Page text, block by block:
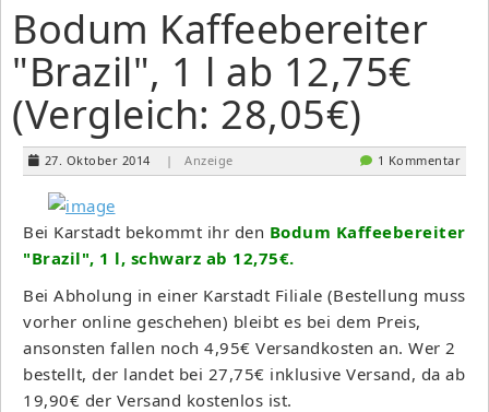
Bodum Kaffeebereiter
"Brazil", 1 l ab 12,75€
(Vergleich: 28,05€)
27. Oktober 2014 | Anzeige 1 Kommentar
Bei Karstadt bekommt ihr den Bodum Kaffeebereiter
"Brazil", 1 l, schwarz ab 12,75€.
Bei Abholung in einer Karstadt Filiale (Bestellung muss
vorher online geschehen) bleibt es bei dem Preis,
ansonsten fallen noch 4,95€ Versandkosten an. Wer 2
bestellt, der landet bei 27,75€ inklusive Versand, da ab
19,90€ der Versand kostenlos ist.